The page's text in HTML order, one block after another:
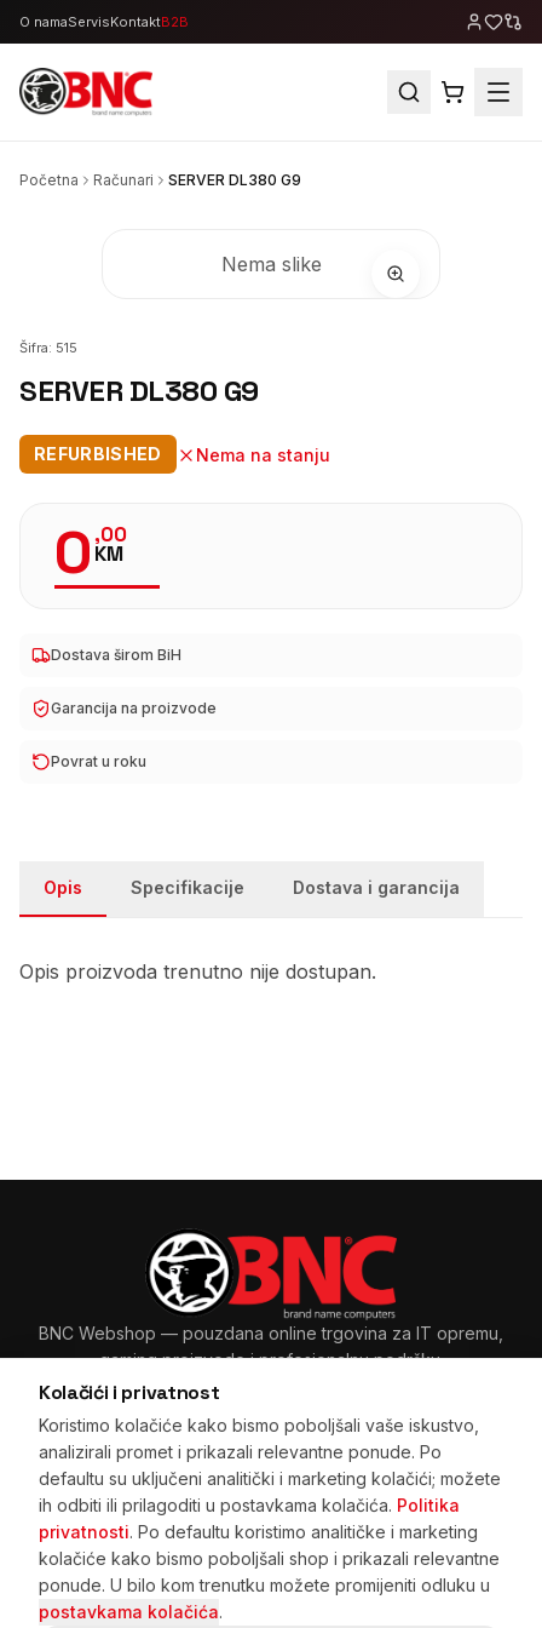
O namaServisKontaktB2B
Kolačići i privatnost
Koristimo kolačiće kako bismo poboljšali vaše iskustvo,
analizirali promet i prikazali relevantne ponude. Po
defaultu su uključeni analitički i marketing kolačići; možete
ih odbiti ili prilagoditi u postavkama kolačića. Politika
privatnosti. Po defaultu koristimo analitičke i marketing
kolačiće kako bismo poboljšali shop i prikazali relevantne
ponude. U bilo kom trenutku možete promijeniti odluku u
postavkama kolačića.
Početna Računari SERVER DL380 G9
Nema slike
Šifra: 515
SERVER DL380 G9
REFURBISHED Nema na stanju
0,00
KM
Dostava širom BiH
Garancija na proizvode
Povrat u roku
Opis Specifikacije Dostava i garancija
Opis proizvoda trenutno nije dostupan.
BNC Webshop — pouzdana online trgovina za IT opremu,
gaming proizvode i profesionalnu podršku.
Sarajevo, BiH
+387 33 265 465 · +387 61 89 11 48
prodaja@bnc.ba
Početna · Pretraga · Korpa · Kupovina na rate · Prijava
·
Registracija · Moje narudžbe